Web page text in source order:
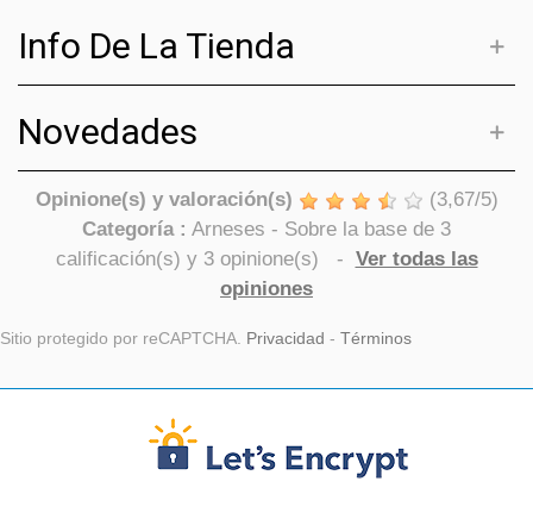
Info De La Tienda
Novedades
Opinione(s) y valoración(s) (3,67/5)
Categoría : Arneses - Sobre la base de 3
calificación(s) y 3opinione(s) - Ver todas las
opiniones
Sitio protegido por reCAPTCHA. Privacidad - Términos